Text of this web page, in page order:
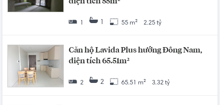
1 55 m² 2.25 tỷ
Căn hộ Lavida Plus hướng Đông Nam,
diện tích 65.51m²
2 2 65.51 m² 3.32 tỷ